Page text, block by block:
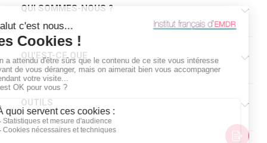
QUI SOMMES-NOUS ?
QU'EST-CE QUE
OUTILS